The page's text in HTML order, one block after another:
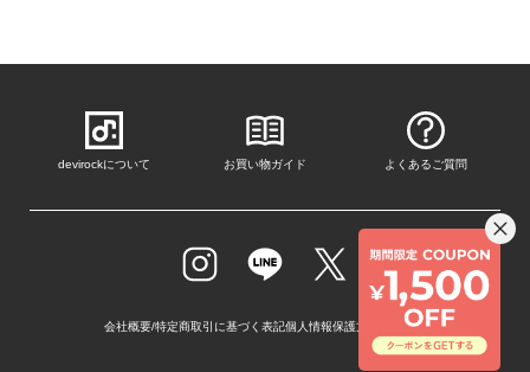
devirockについて お買い物ガイド よくあるご質問
会社概要/特定商取引に基づく表記個人情報保護方針 採用情報